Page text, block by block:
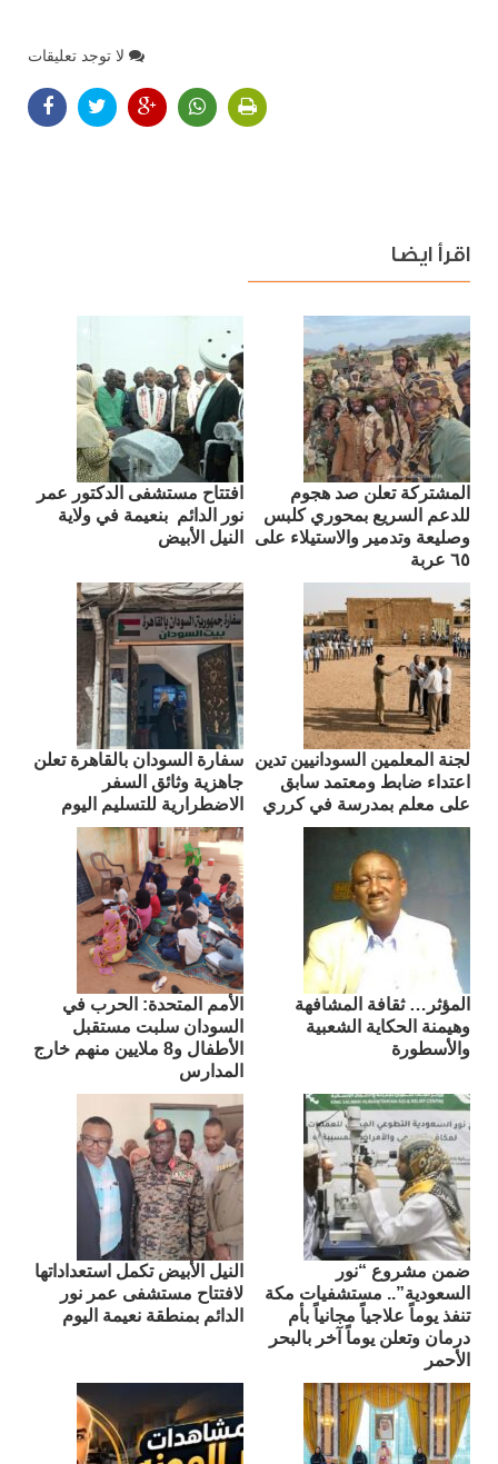
لا توجد تعليقات
اقرأ ايضا
المشتركة تعلن صد هجوم
للدعم السريع بمحوري كلبس
وصليعة وتدمير والاستيلاء على
٦٥ عربة
افتتاح مستشفى الدكتور عمر
نور الدائم بنعيمة في ولاية
النيل الأبيض
لجنة المعلمين السودانيين تدين
اعتداء ضابط ومعتمد سابق
على معلم بمدرسة في كرري
سفارة السودان بالقاهرة تعلن
جاهزية وثائق السفر
الاضطرارية للتسليم اليوم
المؤثر… ثقافة المشافهة
وهيمنة الحكاية الشعبية
والأسطورة
الأمم المتحدة: الحرب في
السودان سلبت مستقبل
الأطفال و8 ملايين منهم خارج
المدارس
ضمن مشروع “نور
السعودية”.. مستشفيات مكة
تنفذ يوماً علاجياً مجانياً بأم
درمان وتعلن يوماً آخر بالبحر
الأحمر
النيل الأبيض تكمل استعداداتها
لافتتاح مستشفى عمر نور
الدائم بمنطقة نعيمة اليوم